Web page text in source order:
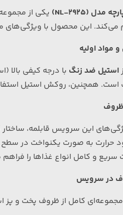
یکی از
می‌کند. این محصول با
مواد اولیه
استیل ضد زنگ
همچنین، روکش استیل
ظروف
این سرویس قابلمه،
حرارت به صورت یکنواخت در سطح
و کامل انواع غذاها را فراهم
در سرویس
کامل از ظروف پخت و پز است